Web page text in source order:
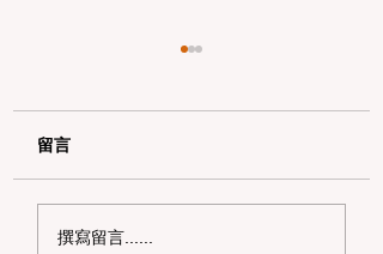
加州野区露营必读：如
留言
撰寫留言......